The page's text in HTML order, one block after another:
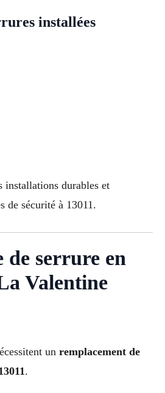
installées
installations durables et
de sécurité à 13011.
de serrure en
Valentine
un remplacement de
.